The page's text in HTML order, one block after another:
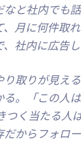
なと社内でも
、月に何件取
社内に広告し
り取りが見え
る。「この人
つく当たる人
だからフォ